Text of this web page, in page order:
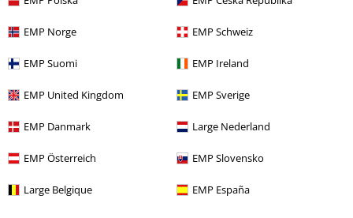
EMP Norge EMP Schweiz
EMP Suomi EMP Ireland
EMP United Kingdom EMP Sverige
EMP Danmark Large Nederland
EMP Österreich EMP Slovensko
Large Belgique EMP España
€ 46,99
Plus de catégories. Plus d'options.
Vêtements
Vêtements & accessoires Sweat-shirts à capuche